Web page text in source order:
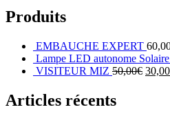
Produits
EMBAUCHE EXPERT
Lampe LED autonome Solaire
VISITEUR MIZ 50,00€ 30,00
Articles récents